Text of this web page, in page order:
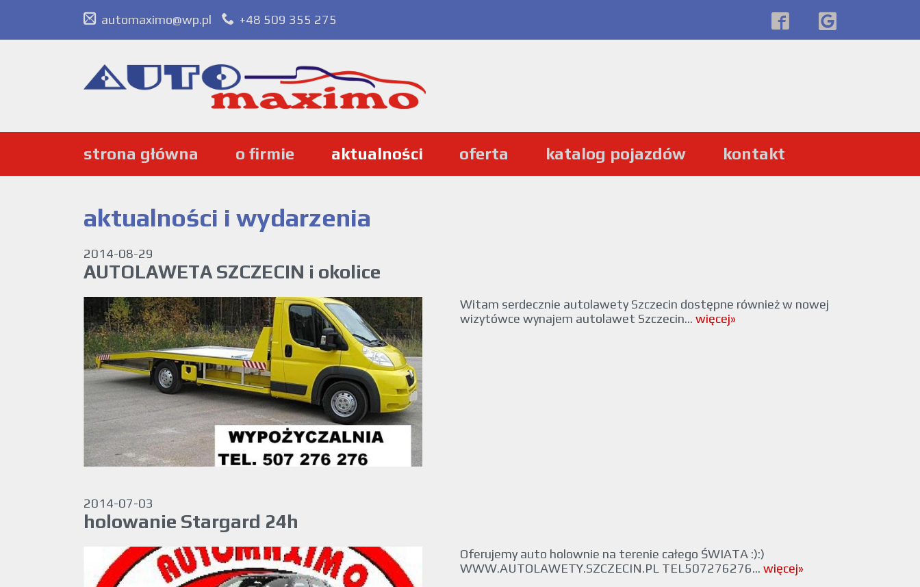
automaximo@wp.pl +48 509 355 275
strona główna o firmie aktualności oferta katalog pojazdów kontakt
aktualności i wydarzenia
2014-08-29
AUTOLAWETA SZCZECIN i okolice
Witam serdecznie autolawety Szczecin dostępne również w nowej
wizytówce wynajem autolawet Szczecin... więcej»
2014-07-03
holowanie Stargard 24h
Oferujemy auto holownie na terenie całego ŚWIATA :):)
WWW.AUTOLAWETY.SZCZECIN.PL TEL507276276... więcej»